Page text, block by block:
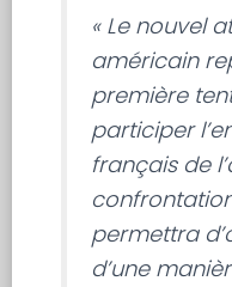
« Le nouvel
américain
première
participer
français de
permettra
d’une